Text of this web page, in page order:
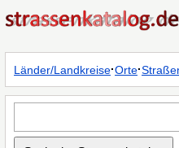
Länder/Landkreise·Orte·